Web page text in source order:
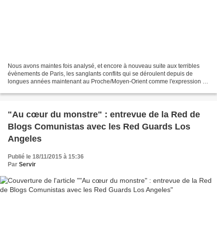
Nous avons maintes fois analysé, et encore à nouveau suite aux terribles
évènements de Paris, les sanglants conflits qui se déroulent depuis de
longues années maintenant au Proche/Moyen-Orient comme l'expression de
"Au cœur du monstre" : entrevue de la Red de
Blogs Comunistas avec les Red Guards Los
Angeles
Publié le 18/11/2015 à 15:36
Par Servir